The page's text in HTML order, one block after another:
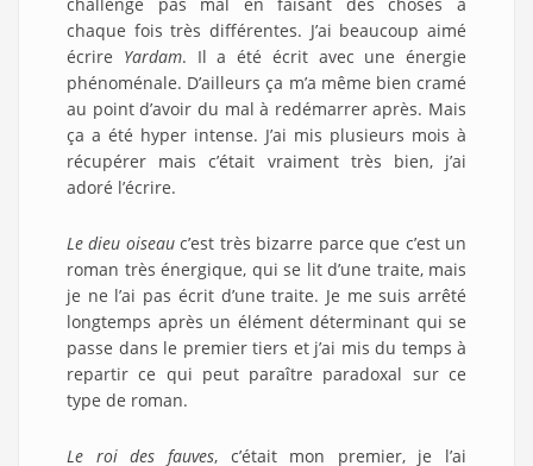
chaque fois très différentes. J’ai beaucoup aimé
écrire Yardam. Il a été écrit avec une énergie
phénoménale. D’ailleurs ça m’a même bien cramé
au point d’avoir du mal à redémarrer après. Mais
ça a été hyper intense. J’ai mis plusieurs mois à
récupérer mais c’était vraiment très bien, j’ai
adoré l’écrire.
Le dieu oiseauc’est très bizarre parce que c’est un
roman très énergique, qui se lit d’une traite, mais
je ne l’ai pas écrit d’une traite. Je me suis arrêté
longtemps après un élément déterminant qui se
passe dans le premier tiers et j’ai mis du temps à
repartir ce qui peut paraître paradoxal sur ce
type de roman.
Le roi des fauves, c’était mon premier, je l’ai